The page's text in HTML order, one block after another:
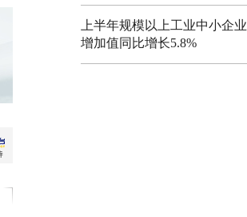
上半年规模以上工业中小企业
增加值同比增长5.8%